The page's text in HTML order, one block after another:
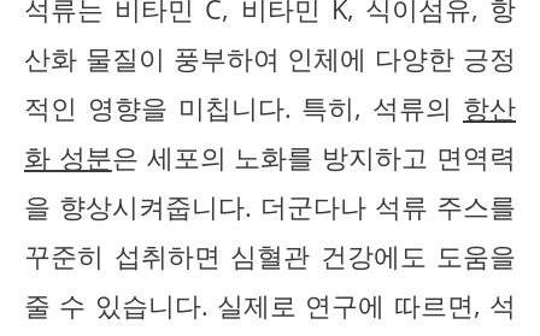
석류는 비타민 C, 비타민 K, 식이섬유, 항
산화 물질이 풍부하여 인체에 다양한 긍정
적인 영향을 미칩니다. 특히, 석류의 항산
화 성분은 세포의 노화를 방지하고 면역력
을 향상시켜줍니다. 더군다나 석류 주스를
꾸준히 섭취하면 심혈관 건강에도 도움을
줄 수 있습니다. 실제로 연구에 따르면, 석